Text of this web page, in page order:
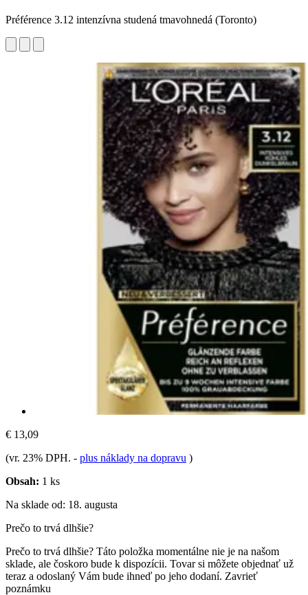
Préférence 3.12 intenzívna studená tmavohnedá (Toronto)
€ 13,09
(vr. 23% DPH. - plus náklady na dopravu )
Obsah: 1 ks
Na sklade od: 18. augusta
Prečo to trvá dlhšie?
Prečo to trvá dlhšie? Táto položka momentálne nie je na našom
sklade, ale čoskoro bude k dispozícii. Tovar si môžete objednať už
teraz a odoslaný Vám bude ihneď po jeho dodaní. Zavrieť
poznámku